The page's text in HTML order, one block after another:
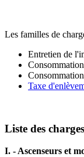
Les familles de
Entretien de
Taxe
Liste des
I. - Ascenseurs et